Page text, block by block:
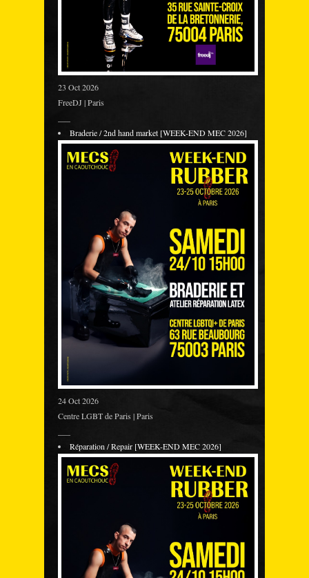
23 Oct 2026
FreeDJ | Paris
Braderie / 2nd hand market [WEEK-END MEC 2026]
24 Oct 2026
Centre LGBT de Paris | Paris
Réparation / Repair [WEEK-END MEC 2026]